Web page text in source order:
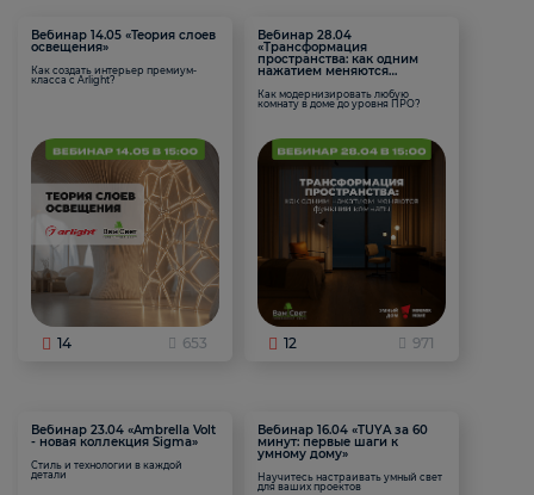
Вебинар 14.05 «Теория слоев
освещения»
Как создать интерьер премиум-
класса с Arlight?
14 653
Вебинар 28.04
«Трансформация
пространства: как одним
нажатием меняются
Как модернизировать любую
комнату в доме до уровня ПРО?
12 971
Вебинар 23.04 «Ambrella Volt
- новая коллекция Sigma»
Стиль и технологии в каждой
детали
Вебинар 16.04 «TUYA за 60
минут: первые шаги к
умному дому»
Научитесь настраивать умный свет
для ваших проектов